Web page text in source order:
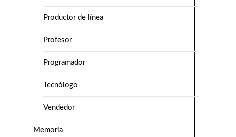
Productor de línea
Profesor
Programador
Tecnólogo
Vendedor
Memoria